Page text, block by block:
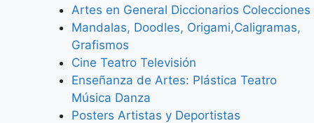
Artes en General Diccionarios Colecciones
Mandalas, Doodles, Origami,Caligramas,
Grafismos
Cine Teatro Televisión
Enseñanza de Artes: Plástica Teatro
Música Danza
Posters Artistas y Deportistas